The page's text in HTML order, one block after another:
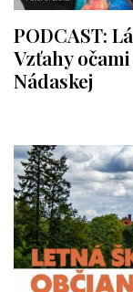
PODCAST:
Vzťahy
Nádaskej